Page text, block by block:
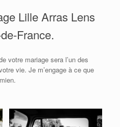
Lille Arras Lens
France.
votre mariage sera l’un des
vie. Je m’engage à ce que